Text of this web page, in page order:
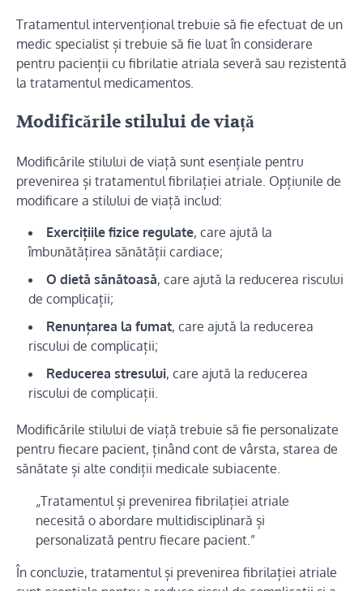
Tratamentul intervențional trebuie să fie efectuat de un
medic specialist și trebuie să fie luat în considerare
pentru pacienții cu fibrilatie atriala severă sau rezistentă
la tratamentul medicamentos.
Modificările stilului de viață
Modificările stilului de viață sunt esențiale pentru
prevenirea și tratamentul fibrilației atriale. Opțiunile de
modificare a stilului de viață includ:
Exercițiile fizice regulate, care ajută la
îmbunătățirea sănătății cardiace;
O dietă sănătoasă, care ajută la reducerea riscului
de complicații;
Renunțarea la fumat, care ajută la reducerea
riscului de complicații;
Reducerea stresului, care ajută la reducerea
riscului de complicații.
Modificările stilului de viață trebuie să fie personalizate
pentru fiecare pacient, ținând cont de vârsta, starea de
sănătate și alte condiții medicale subiacente.
„Tratamentul și prevenirea fibrilației atriale
necesită o abordare multidisciplinară și
personalizată pentru fiecare pacient.”
În concluzie, tratamentul și prevenirea fibrilației atriale